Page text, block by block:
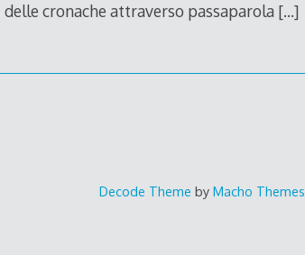
cronache attraverso passaparola […]
Decode Theme by Macho Themes